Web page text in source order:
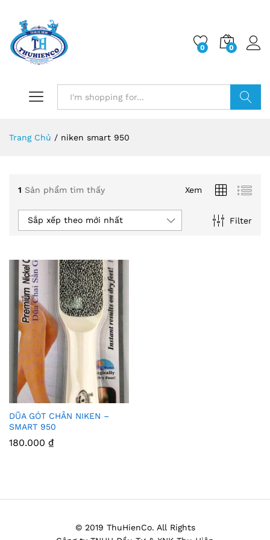
0 0
Trang Chủ / niken smart 950
1 Sản phẩm tìm thấy Xem
Filter
Sắp xếp theo mới nhất
Thê
Thíc
DŨA GÓT CHÂN NIKEN –
SMART 950
180.000 ₫
© 2019 ThuHienCo. All Rights